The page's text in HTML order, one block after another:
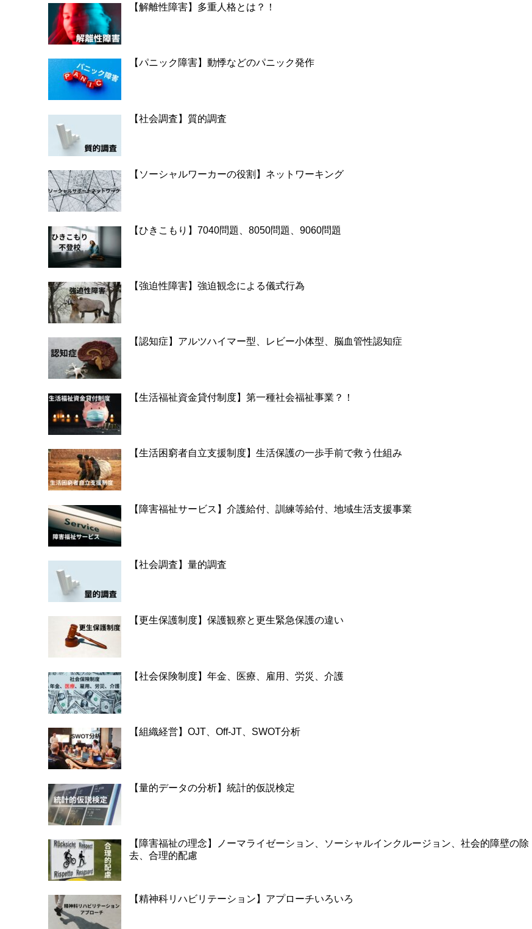
【解離性障害】多重人格とは？！
【パニック障害】動悸などのパニック発作
【社会調査】質的調査
【ソーシャルワーカーの役割】ネットワーキング
【ひきこもり】7040問題、8050問題、9060問題
【強迫性障害】強迫観念による儀式行為
【認知症】アルツハイマー型、レビー小体型、脳血管性認知症
【生活福祉資金貸付制度】第一種社会福祉事業？！
【生活困窮者自立支援制度】生活保護の一歩手前で救う仕組み
【障害福祉サービス】介護給付、訓練等給付、地域生活支援事業
【社会調査】量的調査
【更生保護制度】保護観察と更生緊急保護の違い
【社会保険制度】年金、医療、雇用、労災、介護
【組織経営】OJT、Off-JT、SWOT分析
【量的データの分析】統計的仮説検定
【障害福祉の理念】ノーマライゼーション、ソーシャルインクルージョン、社会的障壁の除
去、合理的配慮
【精神科リハビリテーション】アプローチいろいろ